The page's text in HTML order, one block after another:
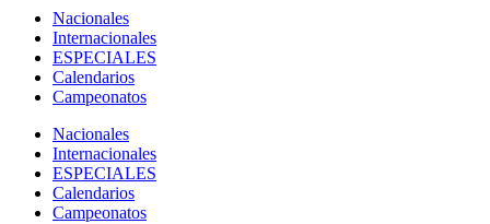
Nacionales
Internacionales
ESPECIALES
Calendarios
Campeonatos
Nacionales
Internacionales
ESPECIALES
Calendarios
Campeonatos